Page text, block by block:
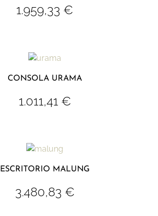
1.959,33 €
CONSOLA URAMA
1.011,41 €
ESCRITORIO MALUNG
3.480,83 €